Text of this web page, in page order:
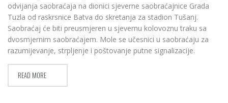
odvijanja saobraćaja na dionici sjeverne saobraćajnice Grada
Tuzla od raskrsnice Batva do skretanja za stadion Tušanj.
Saobraćaj će biti preusmjeren u sjevernu kolovoznu traku sa
dvosmjernim saobraćajem. Mole se učesnici u saobraćaju za
razumijevanje, strpljenje i poštovanje putne signalizacije.
READ MORE